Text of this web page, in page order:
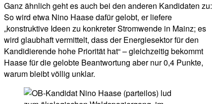
Ganz ähnlich geht es auch bei den anderen Kandidaten zu:
So wird etwa Nino Haase dafür gelobt, er liefere
„konstruktive Ideen zu konkreter Stromwende in Mainz; es
wird glaubhaft vermittelt, dass der Energiesektor für den
Kandidierende hohe Priorität hat“ – gleichzeitig bekommt
Haase für die gelobte Beantwortung aber nur 0,4 Punkte,
warum bleibt völlig unklar.